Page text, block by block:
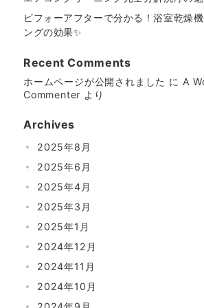
ビフォーアフターで分かる！浴室乾燥
ングの効果✨
Recent Comments
ホームページが公開されました に A
Commenter より
Archives
2025年8月
2025年6月
2025年4月
2025年3月
2025年1月
2024年12月
2024年11月
2024年10月